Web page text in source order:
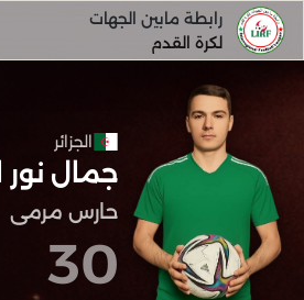
رابطة مابين الجهات
لكرة القدم
الجزائر
جمال نور
حارس مرمى
30